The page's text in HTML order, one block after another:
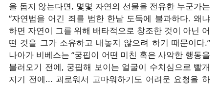
을 돕지 않는다면, 몇몇 자연의 선물을 전유한 누군가는
“자연법을 어긴 죄를 범한 한낱 도둑에 불과하다. 왜냐
하면 자연이 그를 위해 배타적으로 창조한 것이 아닌 어
떤 것을 그가 소유하고 내놓지 않으려 하기 때문이다.”
나아가 비베스는 “궁핍이 어떤 미친 혹은 사악한 행동을
불러오기 전에, 궁핍해 보이는 얼굴이 수치심으로 빨개
지기 전에... 괴로워서 고마워하기도 어려운 요청을 하